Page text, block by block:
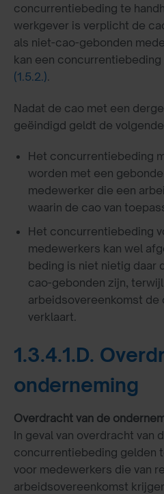
concurrentiebeding te
werkgever is verplicht de
als niet-cao-gebonden
kan een
(1.5.2.).
Nadat de cao met een
geëindigd geldt de
Het concurrentiebeding
worden met een
medewerker die een
waarin de cao van
Het concurrentiebeding
medewerkers kan wel
beding is niet nietig daar
cao-gebonden zijn,
arbeidsovereenkomst de
verklaart.
1.3.4.1.D.
onderneming
Overdracht van de
In geval van overdracht van
concurrentiebeding gelden
voor medewerkers die van
arbeidsovereenkomst